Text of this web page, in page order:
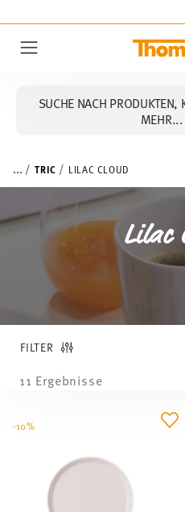
☀️ Bis zu
SUCHE NACH PRODUKTEN,
MEHR...
... TRIC LILAC CLOUD
Lilac
FILTER
11 Ergebnisse
-10%